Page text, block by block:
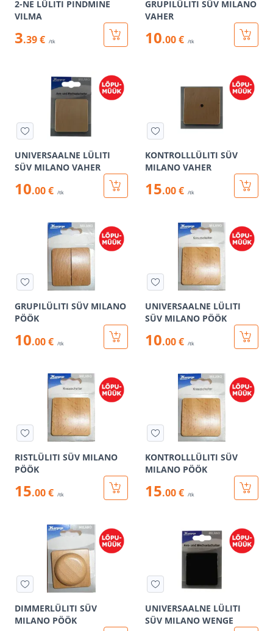
2-NE LÜLITI PINDMINE
VILMA
3.39 € /tk
GRUPILÜLITI SÜV MILANO
VAHER
10.00 € /tk
UNIVERSAALNE LÜLITI
SÜV MILANO VAHER
10.00 € /tk
KONTROLLLÜLITI SÜV
MILANO VAHER
15.00 € /tk
GRUPILÜLITI SÜV MILANO
PÖÖK
10.00 € /tk
UNIVERSAALNE LÜLITI
SÜV MILANO PÖÖK
10.00 € /tk
RISTLÜLITI SÜV MILANO
PÖÖK
15.00 € /tk
KONTROLLLÜLITI SÜV
MILANO PÖÖK
15.00 € /tk
DIMMERLÜLITI SÜV
MILANO PÖÖK
UNIVERSAALNE LÜLITI
SÜV MILANO WENGE